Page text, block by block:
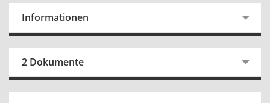
Informationen
2 Dokumente